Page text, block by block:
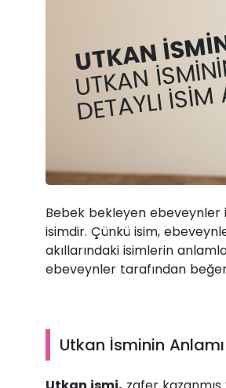
UTKAN
UTKAN
DETAYLI
Bebek bekleyen
isimdir. Çünkü isim,
akıllarındaki isimlerin
ebeveynler tarafından
Utkan İsminin Anlamı